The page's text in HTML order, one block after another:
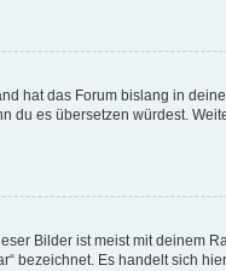
hat das Forum bislang in
es übersetzen würdest.
Bilder ist meist mit deinem
bezeichnet. Es handelt sich